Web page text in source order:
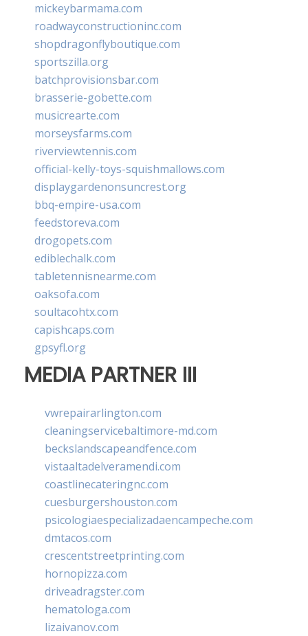
mickeybarmama.com
roadwayconstructioninc.com
shopdragonflyboutique.com
sportszilla.org
batchprovisionsbar.com
brasserie-gobette.com
musicrearte.com
morseysfarms.com
riverviewtennis.com
official-kelly-toys-squishmallows.com
displaygardenonsuncrest.org
bbq-empire-usa.com
feedstoreva.com
drogopets.com
ediblechalk.com
tabletennisnearme.com
oaksofa.com
soultacohtx.com
capishcaps.com
gpsyfl.org
MEDIA PARTNER III
vwrepairarlington.com
cleaningservicebaltimore-md.com
beckslandscapeandfence.com
vistaaltadelveramendi.com
coastlinecateringnc.com
cuesburgershouston.com
psicologiaespecializadaencampeche.com
dmtacos.com
crescentstreetprinting.com
hornopizza.com
driveadragster.com
hematologa.com
lizaivanov.com